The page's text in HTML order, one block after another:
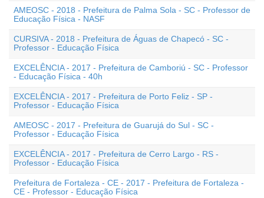
AMEOSC - 2018 - Prefeitura de Palma Sola - SC - Professor de
Educação Física - NASF
CURSIVA - 2018 - Prefeitura de Águas de Chapecó - SC -
Professor - Educação Física
EXCELÊNCIA - 2017 - Prefeitura de Camboriú - SC - Professor
- Educação Física - 40h
EXCELÊNCIA - 2017 - Prefeitura de Porto Feliz - SP -
Professor - Educação Física
AMEOSC - 2017 - Prefeitura de Guarujá do Sul - SC -
Professor - Educação Física
EXCELÊNCIA - 2017 - Prefeitura de Cerro Largo - RS -
Professor - Educação Física
Prefeitura de Fortaleza - CE - 2017 - Prefeitura de Fortaleza -
CE - Professor - Educação Física